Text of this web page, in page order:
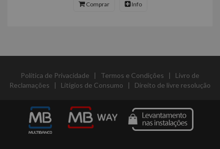
Comprar Info
Política de Privacidade | Termos e Condições | Livro de
Reclamações | Litígios de Consumo | Direito de livre resolução